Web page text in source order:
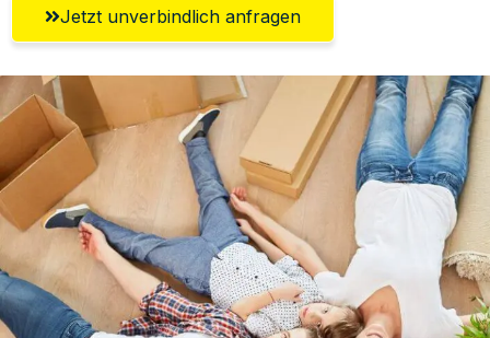
Jetzt unverbindlich anfragen